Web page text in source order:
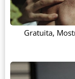
Gratuita,